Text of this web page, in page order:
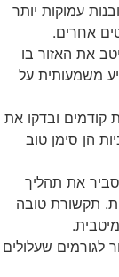
עמוקות יותר
אחרים.
את האזור בו
משמעותית על
ובדקו את
הן סימן טוב
את תהליך
תקשורת טובה
לגורמים שעלולים